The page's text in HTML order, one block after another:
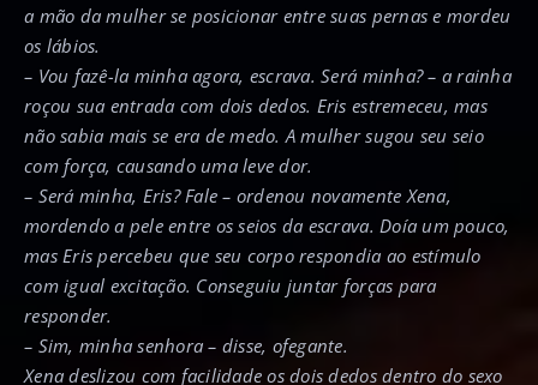
a mão da mulher se posicionar entre suas pernas e mordeu
os lábios.
– Vou fazê-la minha agora, escrava. Será minha? – a rainha
roçou sua entrada com dois dedos. Eris estremeceu, mas
não sabia mais se era de medo. A mulher sugou seu seio
com força, causando uma leve dor.
– Será minha, Eris? Fale – ordenou novamente Xena,
mordendo a pele entre os seios da escrava. Doía um pouco,
mas Eris percebeu que seu corpo respondia ao estímulo
com igual excitação. Conseguiu juntar forças para
responder.
– Sim, minha senhora – disse, ofegante.
Xena deslizou com facilidade os dois dedos dentro do sexo